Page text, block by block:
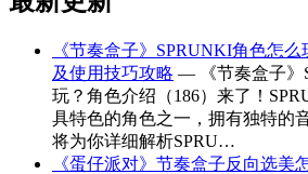
《节奏盒子》SPRUNKI角色怎么
及使用技巧攻略 — 《节奏盒子》
玩？角色介绍（186）来了！
具特色的角色之一，拥有独特的
将为你详细解析SPRU…
《蛋仔派对》节奏盒子反向选美